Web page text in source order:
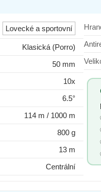
Lovecké a sportovní
Klasická (Porro)
50 mm
10x
6.5°
114 m / 1000 m
800 g
13 m
Centrální